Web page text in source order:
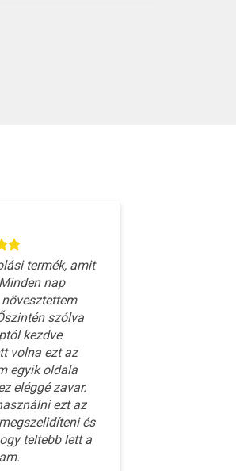
termék, amit
nap
szólva
kezdve
volna ezt az
egyik oldala
eléggé zavar.
ezt az
és
teltebb lett a